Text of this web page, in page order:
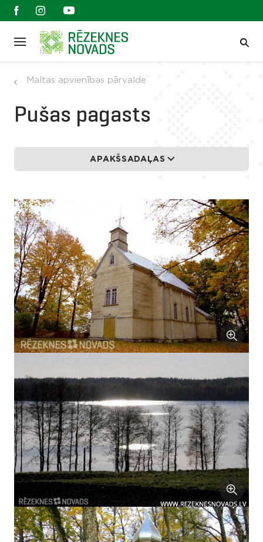
Maltas apvienības pārvalde
Pušas pagasts
APAKŠSADAĻAS